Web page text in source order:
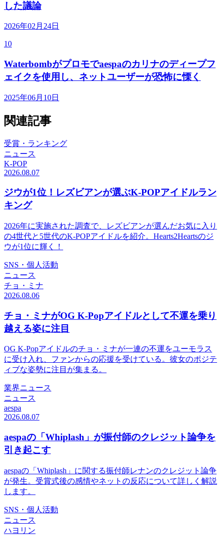
した議論
2026年02月24日
10
Waterbombがプロモでaespaのカリナのディープフ
ェイクを使用し、ネットユーザーが恐怖に慄く
2025年06月10日
関連記事
受賞・ランキング
ニュース
K-POP
2026.08.07
ジウが1位！レズビアンが選ぶK-POPアイドルラン
キング
2026年に実施された調査で、レズビアンが選んだお気に入り
の4世代と5世代のK-POPアイドルを紹介。Hearts2Heartsのジ
ウが1位に輝く！
SNS・個人活動
ニュース
チョ・ミナ
2026.08.06
チョ・ミナがOG K-Popアイドルとして不運を乗り
越える姿に注目
OG K-Popアイドルのチョ・ミナが一連の不運をユーモラス
に受け入れ、ファンからの応援を受けている。彼女のポジテ
ィブな姿勢に注目が集まる。
業界ニュース
ニュース
aespa
2026.08.07
aespaの「Whiplash」が振付師のクレジット論争を
引き起こす
aespaの「Whiplash」に関する振付師レナンのクレジット論争
が発生。受賞式後の感情やネットの反応について詳しく解説
します。
SNS・個人活動
ニュース
ハヨリン